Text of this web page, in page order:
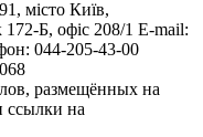
місто Київ,
Б, офіс 208/1 E-mail:
044-205-43-00
размещённых на
ссылки на